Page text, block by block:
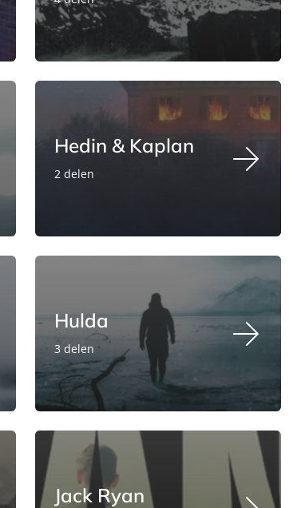
Hedin & Kaplan
2 delen
Hulda
3 delen
Jack Ryan